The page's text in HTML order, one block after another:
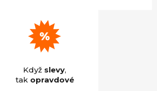
Když slevy,
tak opravdové